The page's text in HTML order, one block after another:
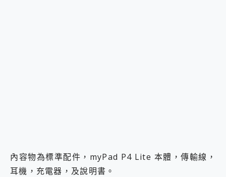
內容物為標準配件，myPad P4 Lite 本體，傳輸線，
耳機，充電器，及說明書。